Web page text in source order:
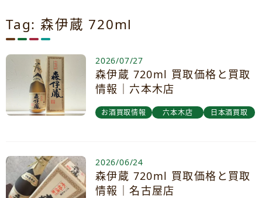
Tag: 森伊蔵 720ml
2026/07/27
森伊蔵 720ml 買取価格と買取
情報｜六本木店
お酒買取情報 六本木店 日本酒買取
2026/06/24
森伊蔵 720ml 買取価格と買取
情報｜名古屋店